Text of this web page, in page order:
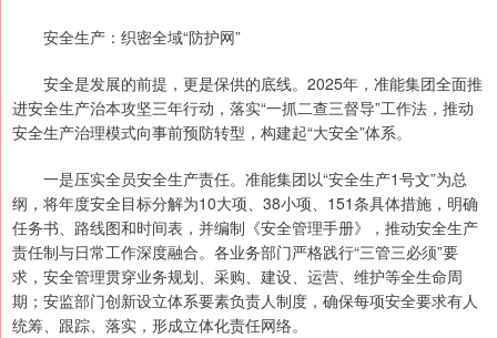
安全生产：织密全域“防护网”
安全是发展的前提，更是保供的底线。2025年，准能集团全面推
进安全生产治本攻坚三年行动，落实“一抓二查三督导”工作法，推动
安全生产治理模式向事前预防转型，构建起“大安全”体系。
一是压实全员安全生产责任。准能集团以“安全生产1号文”为总
纲，将年度安全目标分解为10大项、38小项、151条具体措施，明确
任务书、路线图和时间表，并编制《安全管理手册》，推动安全生产
责任制与日常工作深度融合。各业务部门严格践行“三管三必须”要
求，安全管理贯穿业务规划、采购、建设、运营、维护等全生命周
期；安监部门创新设立体系要素负责人制度，确保每项安全要求有人
统筹、跟踪、落实，形成立体化责任网络。